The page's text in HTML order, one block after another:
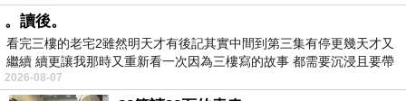
走到渡口，船夫與侍女已經安排了一艘蚱蜢小
舟，李淳風沒多想就踏上小舟坐下，船夫搖櫓擺
盪了幾下，很快就到了畫舫旁。此時李淳風才感
覺到，這個三層樓的畫舫相當豪華氣派，四處垂
。讀後。
看完三樓的老宅2雖然明天才有後記其實中間到第三集有停更幾天才又
繼續 續更讓我那時又重新看一次因為三樓寫的故事 都需要沉浸且要帶
有
2026-08-07